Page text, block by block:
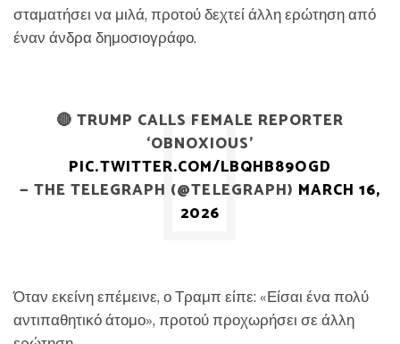
σταματήσει να μιλά, προτού δεχτεί άλλη ερώτηση από
έναν άνδρα δημοσιογράφο.
🔴 TRUMP CALLS FEMALE REPORTER
‘OBNOXIOUS’
PIC.TWITTER.COM/LBQHB89OGD
— THE TELEGRAPH (@TELEGRAPH) MARCH 16,
2026
Όταν εκείνη επέμεινε, ο Τραμπ είπε: «Είσαι ένα πολύ
αντιπαθητικό άτομο», προτού προχωρήσει σε άλλη